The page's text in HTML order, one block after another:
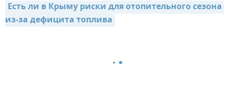
Есть ли в Крыму риски для отопительного сезона
из-за дефицита топлива